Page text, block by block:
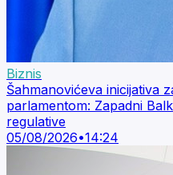
Biznis
Šahmanovićeva inicijativa
parlamentom: Zapadni
regulative
05/08/2026•14:24